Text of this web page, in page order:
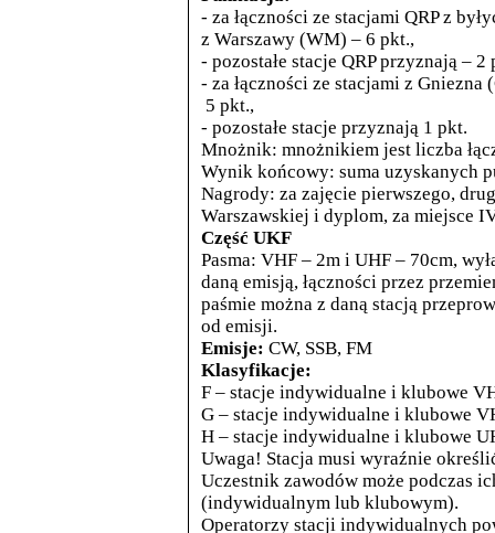
- za łączności ze stacjami QRP z
z Warszawy (WM) – 6 pkt.,
- pozostałe stacje QRP przyznają – 2
- za łączności ze stacjami z
5 pkt.,
- pozostałe stacje przyznają 1 pkt.
Mnożnik: mnożnikiem jest liczba
Wynik końcowy: suma uzyskanych
Nagrody: za zajęcie pierwszego,
Warszawskiej i dyplom, za miejsce
Część UKF
Pasma: VHF – 2m i UHF – 70cm,
daną emisją, łączności przez
paśmie można z daną stacją
od emisji.
Emisje: CW, SSB, FM
Klasyfikacje:
F – stacje indywidualne i klubowe
G – stacje indywidualne i klubowe
H – stacje indywidualne i klubowe
Uwaga! Stacja musi wyraźnie
Uczestnik zawodów może podczas
(indywidualnym lub klubowym).
Operatorzy stacji indywidualnych